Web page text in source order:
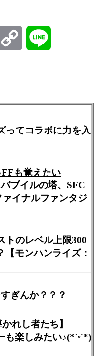
Copy
ってコラボに力を入
も覚えたい
イナルファンタジ
トのレベル上限300
【モンハンライズ：
ぎんか？？？
れし者たち】
楽しみたい♪(*ˊᵕˋ*)